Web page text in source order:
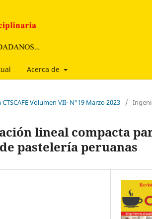
Acerca de
Volumen VII- N°19 Marzo 2023 /
lineal compacta
pastelería peruanas